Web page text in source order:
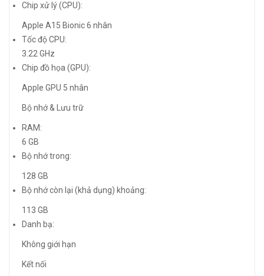
Chip xử lý (CPU):
Apple A15 Bionic 6 nhân
Tốc độ CPU:
3.22 GHz
Chip đồ họa (GPU):
Apple GPU 5 nhân
Bộ nhớ & Lưu trữ
RAM:
6 GB
Bộ nhớ trong:
128 GB
Bộ nhớ còn lại (khả dụng) khoảng:
113 GB
Danh bạ:
Không giới hạn
Kết nối